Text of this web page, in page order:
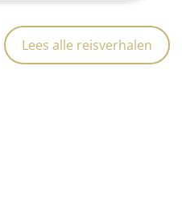
Lees alle reisverhalen